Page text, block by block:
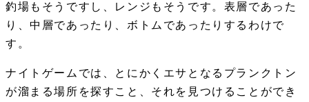
釣場もそうですし、レンジもそうです。表層であった
り、中層であったり、ボトムであったりするわけで
す。
ナイトゲームでは、とにかくエサとなるプランクトン
が溜まる場所を探すこと、それを見つけることができ